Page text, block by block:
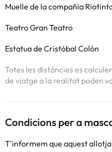
Muelle de la compañía
Teatro Gran Teatro
Estatua de Cristóbal Colón
Totes les distàncies es
de viatge a la realitat poden
Condicions per a
T'informem que aquest